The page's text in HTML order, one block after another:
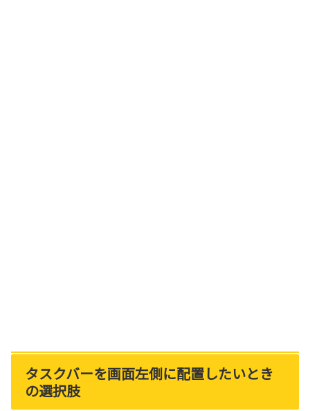
タスクバーを画面左側に配置したいとき
の選択肢